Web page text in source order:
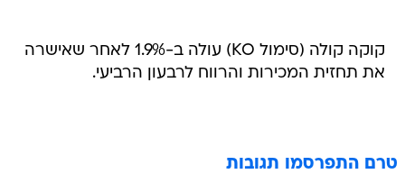
קוקה קולה (סימול KO) עולה ב-1.9% לאחר שאישרה
את תחזית המכירות והרווח לרבעון הרביעי.
טרם התפרסמו תגובות